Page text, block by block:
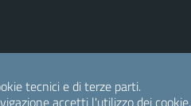
tecnici e di terze parti.
accetti l'utilizzo dei cookie.